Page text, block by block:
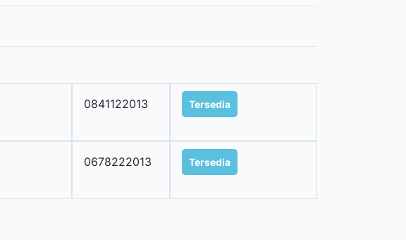
0841122013 Tersedia
0678222013 Tersedia